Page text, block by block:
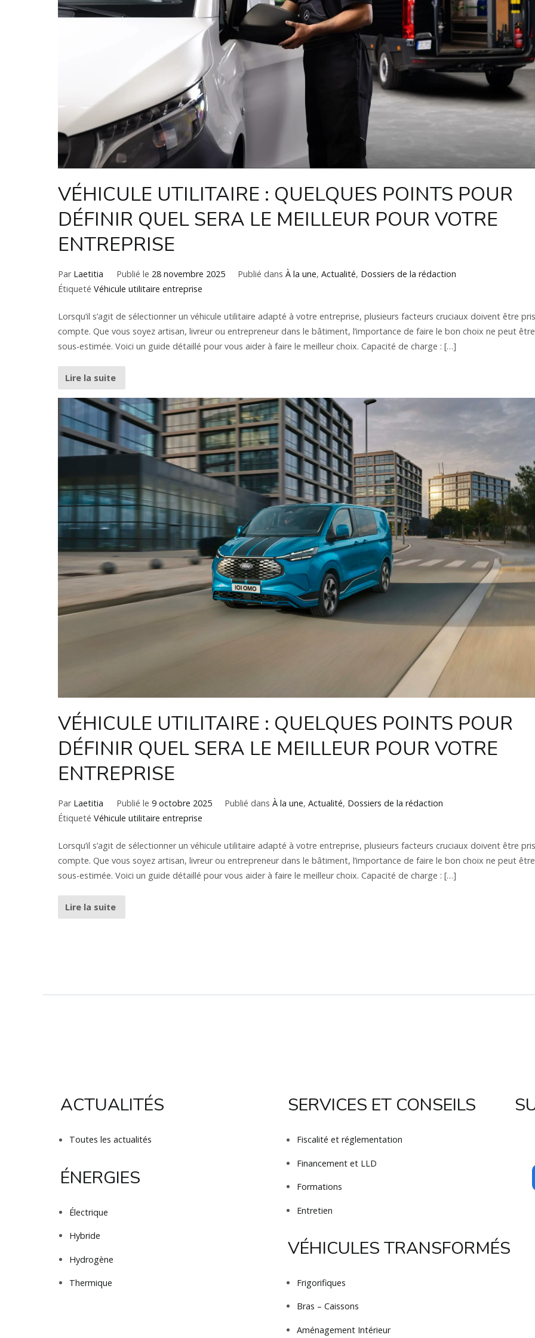
VÉHICULE UTILITAIRE : QUELQUES POINTS POUR
DÉFINIR QUEL SERA LE MEILLEUR POUR VOTRE
ENTREPRISE
Par Laetitia Publié le 28 novembre 2025 Publié dansÀ la une,Actualité, Dossiers de la rédaction
Étiqueté Véhicule utilitaire entreprise
Lorsqu’il s’agit de sélectionner un véhicule utilitaire adapté à votre entreprise, plusieurs facteurs cruciaux doivent être
compte. Que vous soyez artisan, livreur ou entrepreneur dans le bâtiment, l’importance de faire le bon choix ne peut être
sous-estimée. Voici un guide détaillé pour vous aider à faire le meilleur choix. Capacité de charge : […]
Lire la suite
VÉHICULE UTILITAIRE : QUELQUES POINTS POUR
DÉFINIR QUEL SERA LE MEILLEUR POUR VOTRE
ENTREPRISE
Par Laetitia Publié le 9 octobre 2025 Publié dansÀ la une,Actualité, Dossiers de la rédaction
Étiqueté Véhicule utilitaire entreprise
Lorsqu’il s’agit de sélectionner un véhicule utilitaire adapté à votre entreprise, plusieurs facteurs cruciaux doivent être
compte. Que vous soyez artisan, livreur ou entrepreneur dans le bâtiment, l’importance de faire le bon choix ne peut être
sous-estimée. Voici un guide détaillé pour vous aider à faire le meilleur choix. Capacité de charge : […]
Lire la suite
ACTUALITÉS
Toutes les actualités
ÉNERGIES
Électrique
Hybride
Hydrogène
Thermique
SERVICES ET CONSEILS
Fiscalité et réglementation
Financement et LLD
Formations
Entretien
VÉHICULES TRANSFORMÉS
Frigorifiques
Bras – Caissons
Aménagement Intérieur